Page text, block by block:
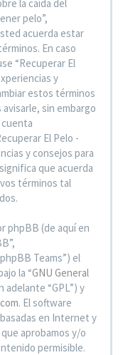
la caída del
pelo”,
acuerda estar
En caso
“Recuperar El
y
estos términos
sin embargo
El Pelo -
y consejos para
que acuerda
términos tal
phpBB (de aquí en
Teams”) el
la “GNU General
adelante “GPL”) y
. El software
en Internet y
aprobamos y/o
permisible.